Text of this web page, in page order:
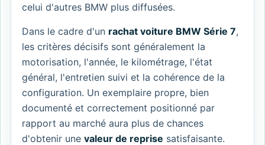
celui d'autres BMW plus diffusées.
Dans le cadre d'un rachat voiture BMW Série 7,
les critères décisifs sont généralement la
motorisation, l'année, le kilométrage, l'état
général, l'entretien suivi et la cohérence de la
configuration. Un exemplaire propre, bien
documenté et correctement positionné par
rapport au marché aura plus de chances
d'obtenir une valeur de reprise satisfaisante.